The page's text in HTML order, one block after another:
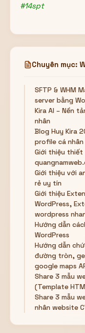
#14spt
Chuyên mục:
SFTP & WHM
server bằng
Kira AI – Nền
nhân
Blog Huy Kira
profile cá
Giới thiệu thiết
Giới thiệu với
rẻ uy tín
Giới thiệu
WordPress,
wordpress
Hướng dẫn
WordPress
Hướng dẫn
đường tròn,
google maps
Share 3 mẫu
(Template
Share 3 mẫu
nhân website